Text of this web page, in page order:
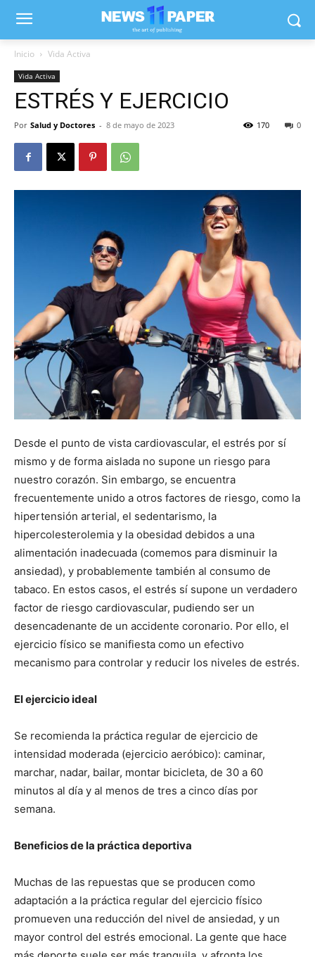
Inicio Vida Activa
Vida Activa
ESTRÉS Y EJERCICIO
Por Salud y Doctores - 8 de mayo de 2023 0
170
Desde el punto de vista cardiovascular, el estrés por sí
mismo y de forma aislada no supone un riesgo para
nuestro corazón. Sin embargo, se encuentra
frecuentemente unido a otros factores de riesgo, como la
hipertensión arterial, el sedentarismo, la
hipercolesterolemia y la obesidad debidos a una
alimentación inadecuada (comemos para disminuir la
ansiedad), y probablemente también al consumo de
tabaco. En estos casos, el estrés sí supone un verdadero
factor de riesgo cardiovascular, pudiendo ser un
desencadenante de un accidente coronario. Por ello, el
ejercicio físico se manifiesta como un efectivo
mecanismo para controlar y reducir los niveles de estrés.
El ejercicio ideal
Se recomienda la práctica regular de ejercicio de
intensidad moderada (ejercicio aeróbico): caminar,
marchar, nadar, bailar, montar bicicleta, de 30 a 60
minutos al día y al menos de tres a cinco días por
semana.
Beneficios de la práctica deportiva
Muchas de las repuestas que se producen como
adaptación a la práctica regular del ejercicio físico
promueven una reducción del nivel de ansiedad, y un
mayor control del estrés emocional. La gente que hace